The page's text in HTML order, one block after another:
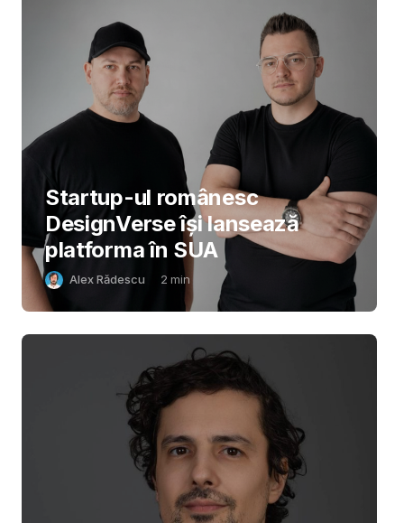
Startup-ul românesc
DesignVerse își lansează
platforma în SUA
Alex Rădescu 2 min